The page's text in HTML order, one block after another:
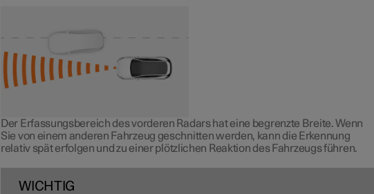
Der Erfassungsbereich des vorderen Radars hat eine begrenzte Breite. Wenn
Sie von einem anderen Fahrzeug geschnitten werden, kann die Erkennung
relativ spät erfolgen und zu einer plötzlichen Reaktion des Fahrzeugs führen.
WICHTIG